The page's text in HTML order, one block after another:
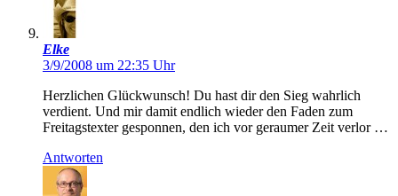
Elke
3/9/2008 um 22:35 Uhr
Herzlichen Glückwunsch! Du hast dir den Sieg wahrlich
verdient. Und mir damit endlich wieder den Faden zum
Freitagstexter gesponnen, den ich vor geraumer Zeit verlor …
Antworten